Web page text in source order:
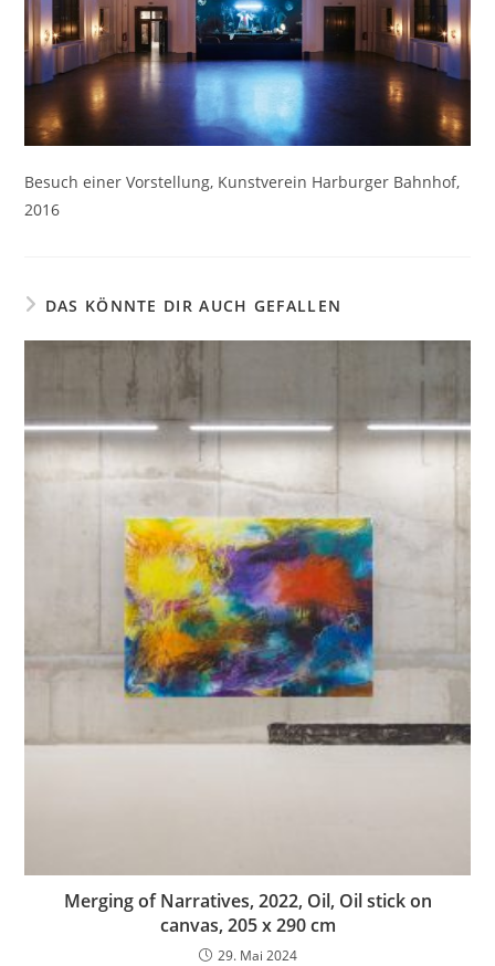
Besuch einer Vorstellung, Kunstverein Harburger Bahnhof,
2016
DAS KÖNNTE DIR AUCH GEFALLEN
Merging of Narratives, 2022, Oil, Oil stick on
canvas, 205 x 290 cm
29. Mai 2024